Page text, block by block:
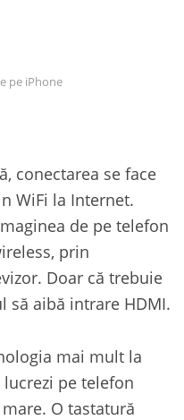
pe iPhone
conectarea se face
WiFi la Internet.
de pe telefon
prin
Doar că trebuie
să aibă intrare HDMI.
mai mult la
pe telefon
O tastatură